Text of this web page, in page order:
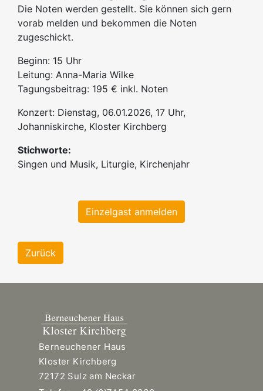
Die Noten werden gestellt. Sie können sich gern
vorab melden und bekommen die Noten
zugeschickt.
Beginn: 15 Uhr
Leitung: Anna-Maria Wilke
Tagungsbeitrag: 195 € inkl. Noten
Konzert: Dienstag, 06.01.2026, 17 Uhr,
Johanniskirche, Kloster Kirchberg
Stichworte:
Singen und Musik, Liturgie, Kirchenjahr
Einzelgast anmelden
Zurück
Berneuchener Haus
Kloster Kirchberg
72172 Sulz am Neckar